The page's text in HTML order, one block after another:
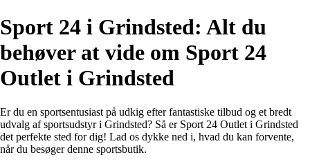
Sport 24 i Grindsted: Alt du
behøver at vide om Sport 24
Outlet i Grindsted
Er du en sportsentusiast på udkig efter fantastiske tilbud og et bredt
udvalg af sportsudstyr i Grindsted? Så er Sport 24 Outlet i Grindsted
det perfekte sted for dig! Lad os dykke ned i, hvad du kan forvente,
når du besøger denne sportsbutik.